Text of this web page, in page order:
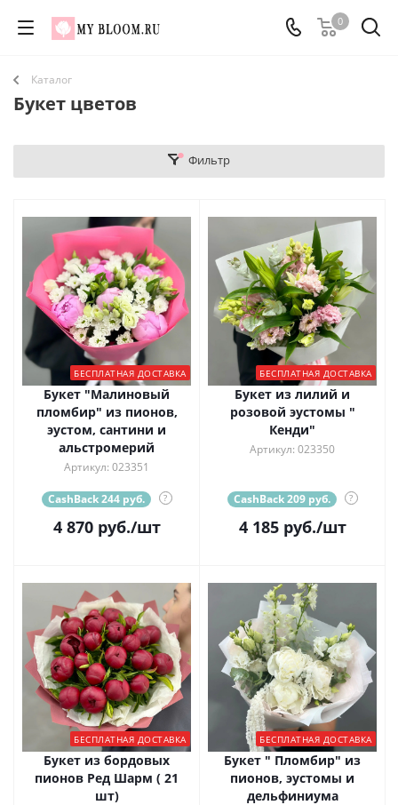
0
Каталог
Букет цветов
Фильтр
БЕСПЛАТНАЯ ДОСТАВКА
Букет "Малиновый
пломбир" из пионов,
эустом, сантини и
альстромерий
Артикул: 023351
CashBack 244 руб. ?
4 870руб./шт
БЕСПЛАТНАЯ ДОСТАВКА
Букет из лилий и
розовой эустомы "
Кенди"
Артикул: 023350
CashBack 209 руб. ?
4 185руб./шт
БЕСПЛАТНАЯ ДОСТАВКА
Букет из бордовых
пионов Ред Шарм ( 21
шт)
БЕСПЛАТНАЯ ДОСТАВКА
Букет " Пломбир" из
пионов, эустомы и
дельфиниума